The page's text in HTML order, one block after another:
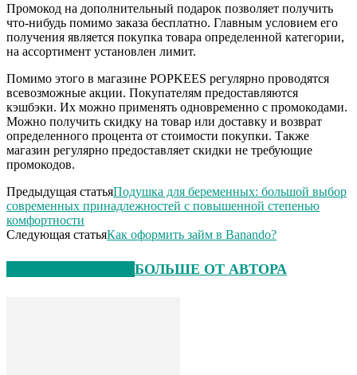
Промокод на дополнительный подарок позволяет получить
что-нибудь помимо заказа бесплатно. Главным условием его
получения является покупка товара определенной категории,
на ассортимент установлен лимит.
Помимо этого в магазине POPKEES регулярно проводятся
всевозможные акции. Покупателям предоставляются
кэшбэки. Их можно применять одновременно с промокодами.
Можно получить скидку на товар или доставку и возврат
определенного процента от стоимости покупки. Также
магазин регулярно предоставляет скидки не требующие
промокодов.
Предыдущая статьяПодушка для беременных: большой выбор
современных принадлежностей с повышенной степенью
комфортности
Следующая статьяКак оформить займ в Banando?
БОЛЬШЕ ОТ АВТОРА